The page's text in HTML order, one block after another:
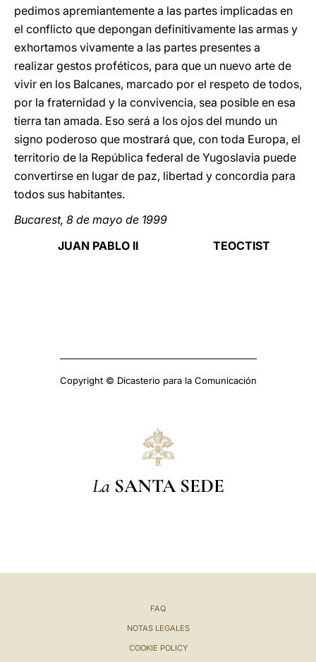
pedimos apremiantemente a las partes implicadas en
el conflicto que depongan definitivamente las armas y
exhortamos vivamente a las partes presentes a
realizar gestos proféticos, para que un nuevo arte de
vivir en los Balcanes, marcado por el respeto de todos,
por la fraternidad y la convivencia, sea posible en esa
tierra tan amada. Eso será a los ojos del mundo un
signo poderoso que mostrará que, con toda Europa, el
territorio de la República federal de Yugoslavia puede
convertirse en lugar de paz, libertad y concordia para
todos sus habitantes.
Bucarest, 8 de mayo de 1999
JUAN PABLO II
TEOCTIST
Copyright © Dicasterio para la Comunicación
La SANTA SEDE
FAQ
NOTAS LEGALES
COOKIE POLICY